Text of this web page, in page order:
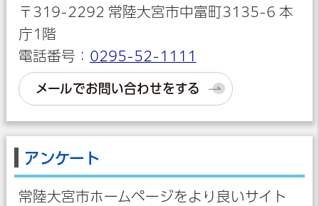
〒319-2292 常陸大宮市中富町3135-6 本
庁1階
電話番号： 0295-52-1111
メールでお問い合わせをする
アンケート
常陸大宮市ホームページをより良いサイト